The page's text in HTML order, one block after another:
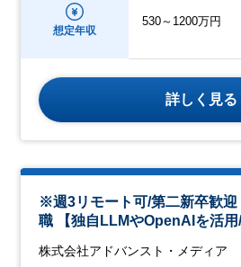
想定年収
530～1200万円
詳しく見る
※週3リモート可/第二新卒歓
職 【独自LLMやOpenAIを活用/
株式会社アドバンスト・メディア